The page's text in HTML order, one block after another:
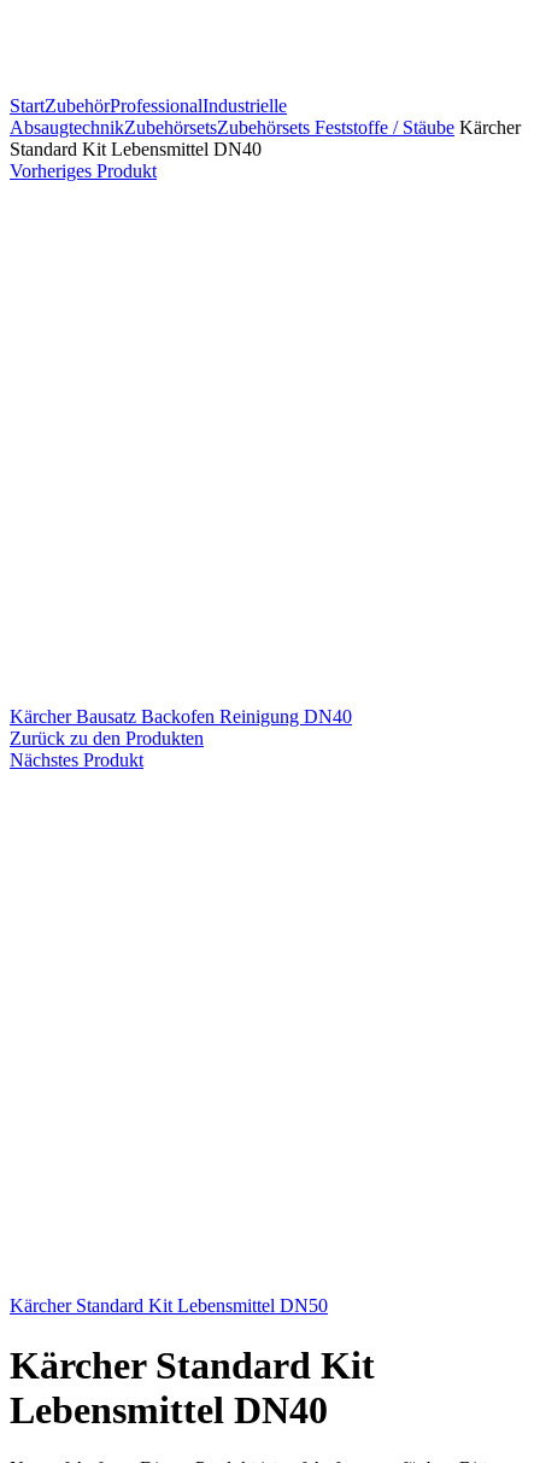
StartZubehörProfessionalIndustrielle
AbsaugtechnikZubehörsetsZubehörsets Feststoffe / Stäube Kärcher
Standard Kit Lebensmittel DN40
Vorheriges Produkt
Kärcher Bausatz Backofen Reinigung DN40
Zurück zu den Produkten
Nächstes Produkt
Kärcher Standard Kit Lebensmittel DN50
Kärcher Standard Kit
Lebensmittel DN40